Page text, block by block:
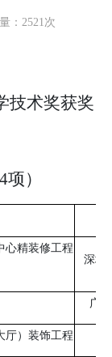
：2521次
技术奖获奖
）
心精装修工程
深圳
广
厅）装饰工程